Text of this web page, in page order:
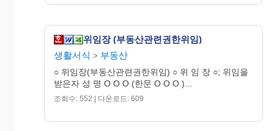
위 임 장
1. 서울특별시 서초구 서초동
100
대 100m²
위임장 (부동산관련권한위임)
생활서식 > 부동산
○ 위임장(부동산관련권한위임) ○ 위 임 장 ○; 위임을
받은자 성 명 O O O (한문 O O O )...
조회수: 552 | 다운로드: 609